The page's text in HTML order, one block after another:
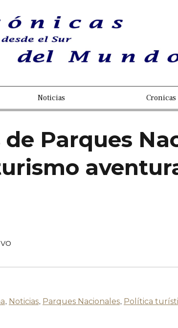
Noticias Cronicas
de Parques
, Noticias, Parques Nacionales, Política